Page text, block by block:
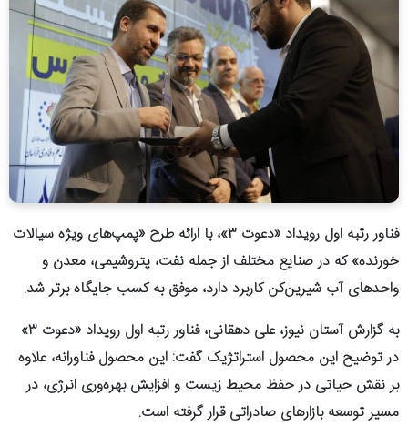
فناور رتبه اول رویداد «دعوت ۳»، با ارائه طرح «پمپ‌های ویژه سیالات
خورنده» که در صنایع مختلف از جمله نفت، پتروشیمی، معدن و
واحدهای آب شیرین‌کن کاربرد دارد، موفق به کسب جایگاه برتر شد.
به گزارش آستان نیوز، علی دهقانی، فناور رتبه اول رویداد «دعوت ۳»
در توضیح این محصول استراتژیک گفت: این محصول فناورانه، علاوه
بر نقش حیاتی در حفظ محیط زیست و افزایش بهره‌وری انرژی، در
مسیر توسعه بازارهای صادراتی قرار گرفته است.